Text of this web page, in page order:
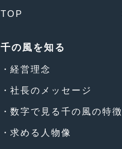
TOP
千の風を知る
経営理念
社長のメッセージ
数字で見る千の風の特徴
求める人物像